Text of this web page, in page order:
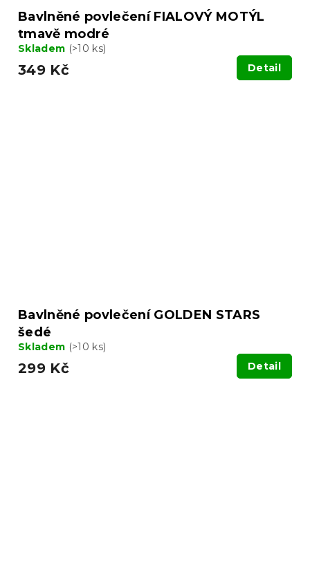
Bavlněné povlečení FIALOVÝ MOTÝL
tmavě modré
Skladem (>10 ks)
349 Kč Detail
Bavlněné povlečení GOLDEN STARS
šedé
Skladem (>10 ks)
299 Kč Detail